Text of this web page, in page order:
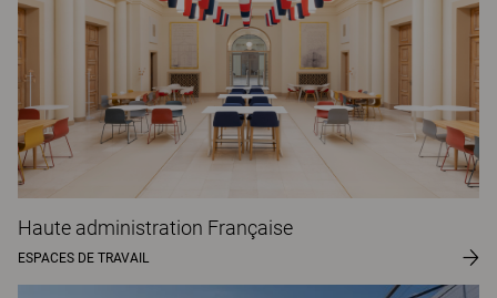
Haute administration Française
ESPACES DE TRAVAIL